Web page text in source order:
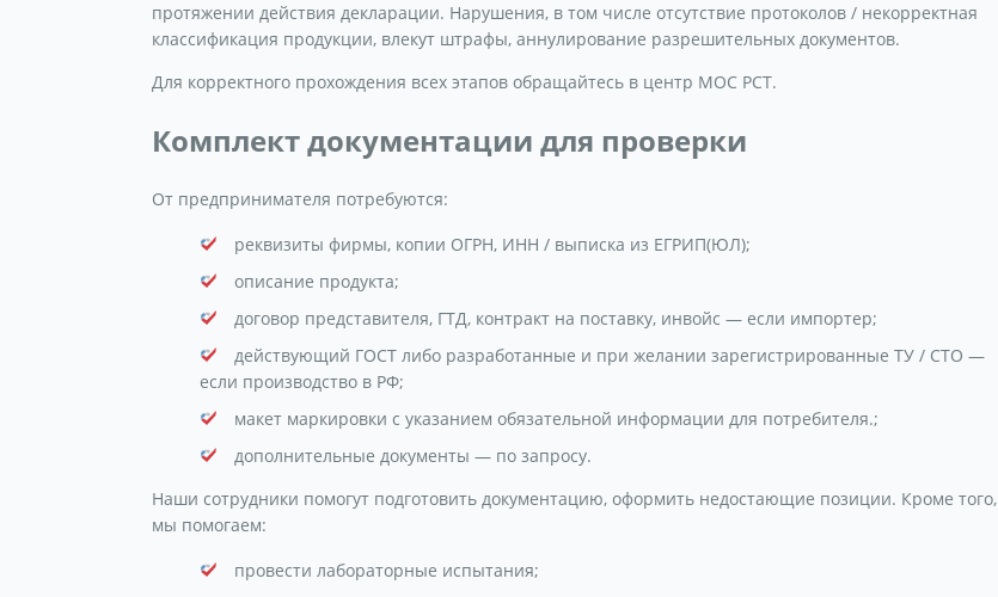
протяжении действия декларации. Нарушения, в том числе отсутствие протоколов / некорректная
классификация продукции, влекут штрафы, аннулирование разрешительных документов.
Для корректного прохождения всех этапов обращайтесь в центр МОС РСТ.
Комплект документации для проверки
От предпринимателя потребуются:
реквизиты фирмы, копии ОГРН, ИНН / выписка из ЕГРИП(ЮЛ);
описание продукта;
договор представителя, ГТД, контракт на поставку, инвойс — если импортер;
действующий ГОСТ либо разработанные и при желании зарегистрированные ТУ / СТО —
если производство в РФ;
макет маркировки с указанием обязательной информации для потребителя.;
дополнительные документы — по запросу.
Наши сотрудники помогут подготовить документацию, оформить недостающие позиции. Кроме того,
мы помогаем:
провести лабораторные испытания;